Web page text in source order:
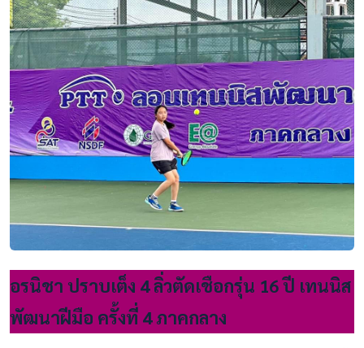
อรนิชา ปราบเต็ง 4 ลิ่วตัดเชือกรุ่น 16 ปี เทนนิส
พัฒนาฝีมือ ครั้งที่ 4 ภาคกลาง